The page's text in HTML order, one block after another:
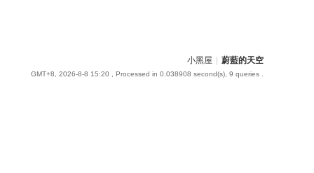
小黑屋 蔚藍的天空
GMT+8, 2026-8-8 15:20 , Processed in 0.038908 second(s), 9 queries .